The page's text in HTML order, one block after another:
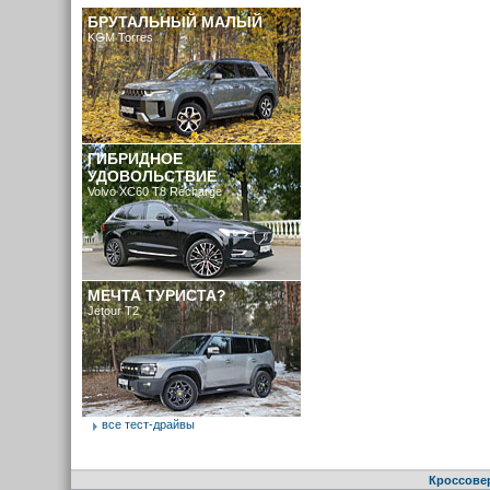
БРУТАЛЬНЫЙ МАЛЫЙ
KGM Torres
ГИБРИДНОЕ
УДОВОЛЬСТВИЕ
Volvo XC60 T8 Recharge
МЕЧТА ТУРИСТА?
Jetour T2
все тест-драйвы